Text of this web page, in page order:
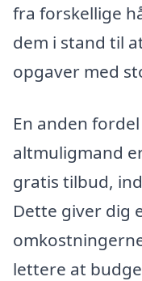
fra forskellige
dem i stand til
opgaver med
En anden
altmuligmand
gratis tilbud,
Dette giver dig
lettere at